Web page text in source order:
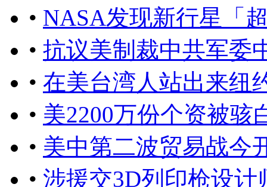
• NASA发现新行星「
• 抗议美制裁中共军委
• 在美台湾人站出来纽
• 美2200万份个资被骇
• 美中第二波贸易战今
• 涉援交3D列印枪设计